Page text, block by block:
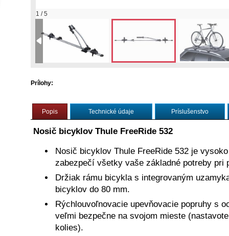
1 / 5
Prílohy:
Popis Technické údaje Príslušenstvo
Nosič bicyklov Thule FreeRide 532
Nosič bicyklov Thule FreeRide 532 je
zabezpečí všetky vaše základné potreby pri
Držiak rámu bicykla s integrovaným
bicyklov do 80 mm.
Rýchlouvoľnovacie upevňovacie popruhy s
veľmi bezpečne na svojom mieste
kolies).